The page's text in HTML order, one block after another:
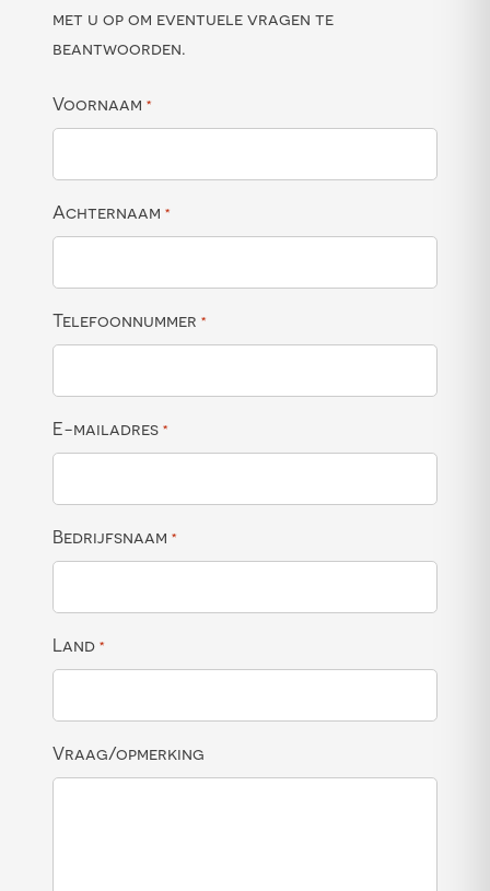
met u op om eventuele vragen te
beantwoorden.
Voornaam *
Achternaam *
Telefoonnummer *
E-mailadres *
Bedrijfsnaam *
Land *
Vraag/opmerking